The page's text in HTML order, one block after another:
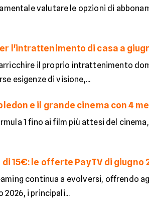
valutare le opzioni di
l'intrattenimento di casa a
il proprio intrattenimento
esigenze di visione,...
e il grande cinema con 4
1 fino ai film più attesi del
15€: le offerte PayTV di giugno
continua a evolversi, offrendo
i principali...